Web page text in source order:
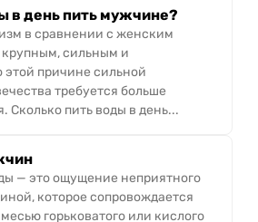
в день пить мужчине?
в сравнении с женским
крупным, сильным и
причине сильной
требуется больше
Сколько пить воды в день...
— это ощущение неприятного
которое сопровождается
горьковатого или кислого